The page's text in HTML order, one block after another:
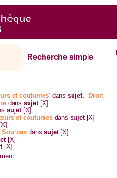
Recherche simple
et coutumes' danssujet.
Droit
danssujet [X]
sujet [X]
et coutumes danssujet [X]
[X]
Sources danssujet [X]
[X]
[X]